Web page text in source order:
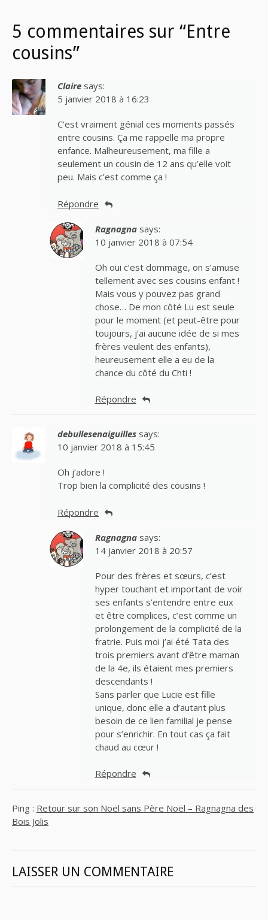
5 commentaires sur “Entre
cousins”
Claire says:
5 janvier 2018 à 16:23
C’est vraiment génial ces moments passés
entre cousins. Ça me rappelle ma propre
enfance. Malheureusement, ma fille a
seulement un cousin de 12 ans qu’elle voit
peu. Mais c’est comme ça !
Répondre
Ragnagna says:
10 janvier 2018 à 07:54
Oh oui c’est dommage, on s’amuse
tellement avec ses cousins enfant !
Mais vous y pouvez pas grand
chose… De mon côté Lu est seule
pour le moment (et peut-être pour
toujours, j’ai aucune idée de si mes
frères veulent des enfants),
heureusement elle a eu de la
chance du côté du Chti !
Répondre
debullesenaiguilles says:
10 janvier 2018 à 15:45
Oh j’adore !
Trop bien la complicité des cousins !
Répondre
Ragnagna says:
14 janvier 2018 à 20:57
Pour des frères et sœurs, c’est
hyper touchant et important de voir
ses enfants s’entendre entre eux
et être complices, c’est comme un
prolongement de la complicité de la
fratrie. Puis moi j’ai été Tata des
trois premiers avant d’être maman
de la 4e, ils étaient mes premiers
descendants !
Sans parler que Lucie est fille
unique, donc elle a d’autant plus
besoin de ce lien familial je pense
pour s’enrichir. En tout cas ça fait
chaud au cœur !
Répondre
Ping : Retour sur son Noël sans Père Noël – Ragnagna des
Bois Jolis
LAISSER UN COMMENTAIRE